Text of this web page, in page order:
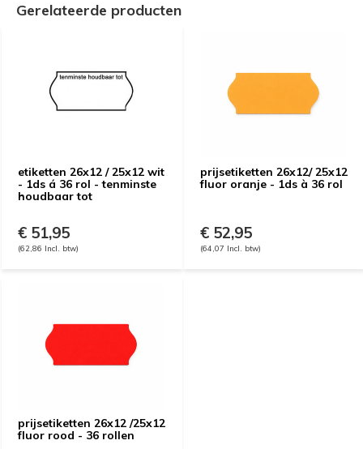
Gerelateerde producten
etiketten 26x12 / 25x12 wit
- 1ds á 36 rol - tenminste
houdbaar tot
€ 51,95
(62,86 Incl. btw)
prijsetiketten 26x12/ 25x12
fluor oranje - 1ds à 36 rol
€ 52,95
(64,07 Incl. btw)
prijsetiketten 26x12 /25x12
fluor rood - 36 rollen